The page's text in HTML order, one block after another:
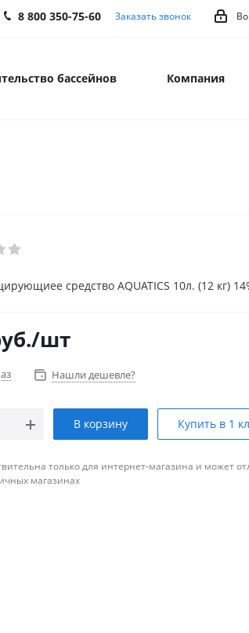
8 800 350-75-60 Заказать звонок
бассейнов Компания
средство AQUATICS 10л. (12 кг)
/шт
Нашли дешевле?
В корзину Купить в 1
только для интернет-магазина и может
магазинах